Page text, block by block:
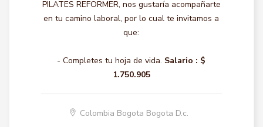
PILATES REFORMER, nos gustaría acompañarte
en tu camino laboral, por lo cual te invitamos a
que:
- Completes tu hoja de vida. Salario : $
1.750.905
Colombia Bogota Bogota D.c.